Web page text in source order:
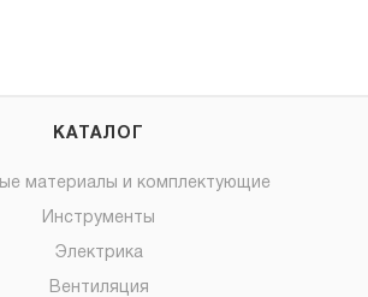
КАТАЛОГ
материалы и комплектующие
Инструменты
Электрика
Вентиляция